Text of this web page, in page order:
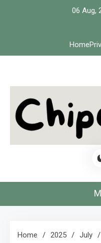
06 Aug,
Home
Cipher Hut
Home 2025 July